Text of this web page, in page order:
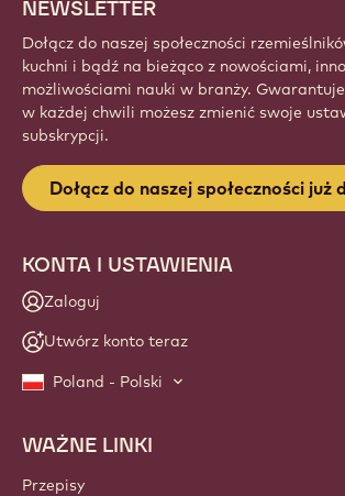
NEWSLETTER
Dołącz do naszej społeczności
kuchni i bądź na bieżąco z nowościami,
możliwościami nauki w branży.
w każdej chwili możesz zmienić swoje
subskrypcji.
Dołącz do naszej społeczności już
KONTA I USTAWIENIA
Zaloguj
Utwórz konto teraz
Poland - Polski
Footer
Callebaut
WAŻNE LINKI
Przepisy